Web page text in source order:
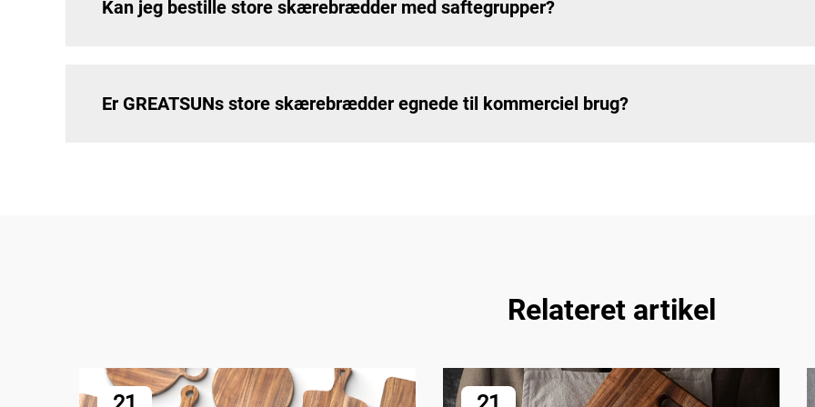
Kan jeg bestille store skærebrædder med saftegrupper?
Er GREATSUNs store skærebrædder egnede til kommerciel brug?
Relateret artikel